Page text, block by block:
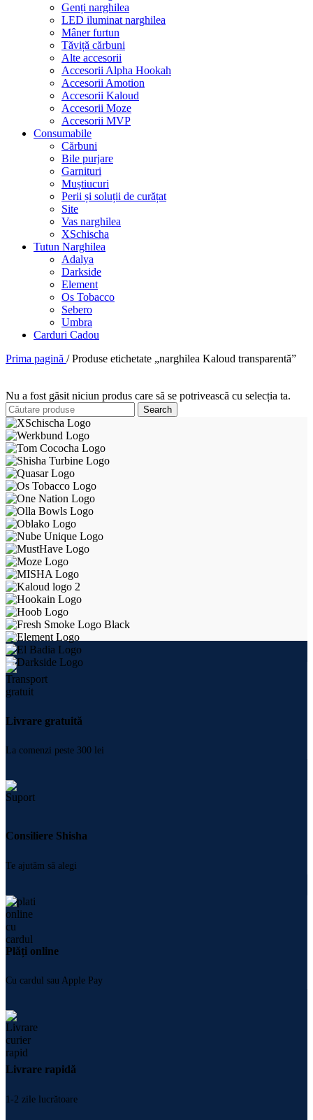
Genți narghilea
LED iluminat narghilea
Mâner furtun
Tăviță cărbuni
Alte accesorii
Accesorii Alpha Hookah
Accesorii Amotion
Accesorii Kaloud
Accesorii Moze
Accesorii MVP
Consumabile
Cărbuni
Bile purjare
Garnituri
Muștiucuri
Perii și soluții de curățat
Site
Vas narghilea
XSchischa
Tutun Narghilea
Adalya
Darkside
Element
Os Tobacco
Sebero
Umbra
Carduri Cadou
Prima pagină / Produse etichetate „narghilea Kaloud transparentă”
Nu a fost găsit niciun produs care să se potrivească cu selecția ta.
Search
Livrare gratuită
La comenzi peste 300 lei
Consiliere Shisha
Te ajutăm să alegi
Plăți online
Cu cardul sau Apple Pay
Livrare rapidă
1-2 zile lucrătoare